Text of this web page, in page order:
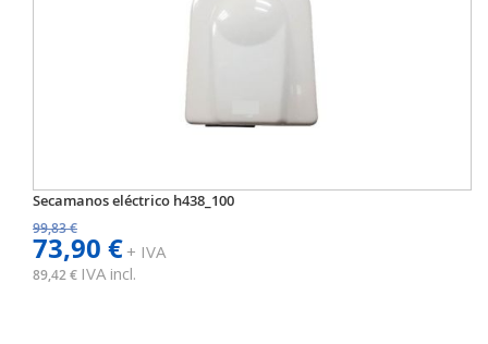
Secamanos eléctrico h438_100
99,83 €
73,90 €+ IVA
89,42 € IVA incl.